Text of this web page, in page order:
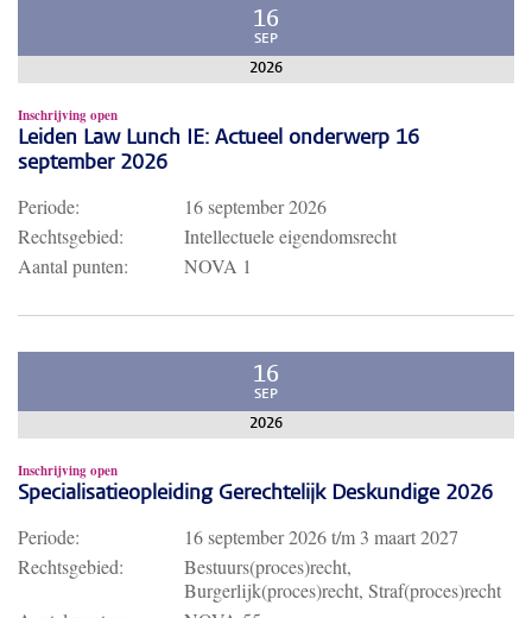
16
SEP
2026
Inschrijving open
Leiden Law Lunch IE: Actueel onderwerp 16
september 2026
Periode:
16 september 2026
Rechtsgebied:
Intellectuele eigendomsrecht
Aantal punten:
NOVA 1
16
SEP
2026
Inschrijving open
Specialisatieopleiding Gerechtelijk Deskundige 2026
Periode: 16 september 2026t/m 3 maart 2027
Rechtsgebied:
Bestuurs(proces)recht,
Burgerlijk(proces)recht, Straf(proces)recht